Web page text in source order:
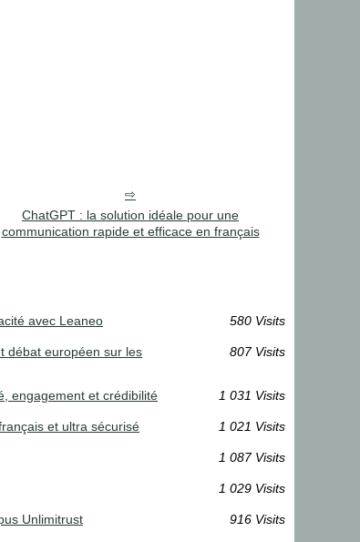
ChatGPT : la solution idéale pour une
communication rapide et efficace en français
avec Leaneo 580 Visits
débat européen sur les
807 Visits
engagement et crédibilité 1 031 Visits
et ultra sécurisé 1 021 Visits
1 087 Visits
1 029 Visits
Unlimitrust 916 Visits